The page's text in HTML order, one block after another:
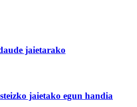
jaietarako
jaietako egun handia